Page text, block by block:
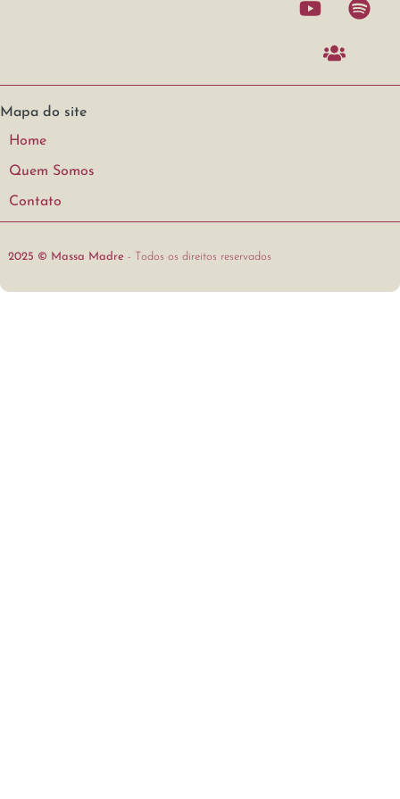
Mapa do site
Home
Quem Somos
Contato
2025 © Massa Madre - Todos os direitos reservados